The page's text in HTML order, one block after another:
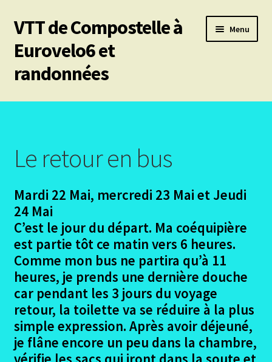
Aller
à
la
navigation
Aller
au
contenu
VTT de Compostelle à
Eurovelo6 et
randonnées
Menu
Mes 6 chemins vtt de Compostelle
Eurovelo6 Le Projet – Recherches de participants
Eurovelo6- Les Etapes
Ouvrir
menu
Conclusions
Ouvrir
enfant
Le retour en bus
Impressions et commentaires
Liste matériel emporté
Photo finale du compteur
Le retour en bus
Mardi 22 Mai, mercredi 23 Mai et Jeudi
24 Mai
C’est le jour du départ. Ma coéquipière
est partie tôt ce matin vers 6 heures.
Comme mon bus ne partira qu’à 11
heures, je prends une dernière douche
car pendant les 3 jours du voyage
retour, la toilette va se réduire à la plus
simple expression. Après avoir déjeuné,
je flâne encore un peu dans la chambre,